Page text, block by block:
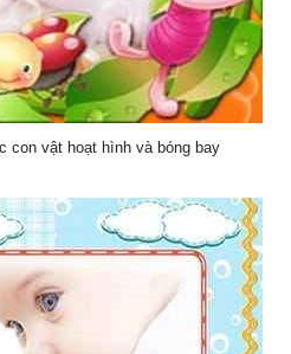
con vật hoạt hình và bóng bay